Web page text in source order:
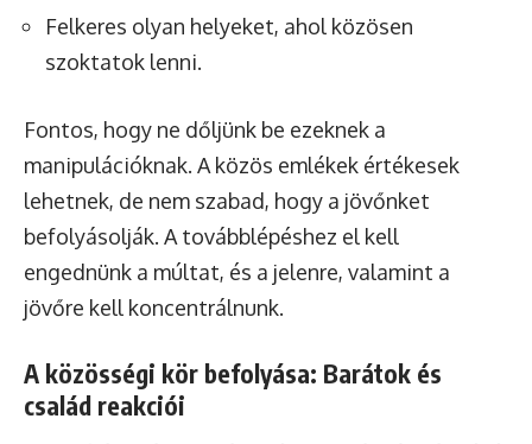
Felkeres olyan helyeket, ahol közösen
szoktatok lenni.
Fontos, hogy ne dőljünk be ezeknek a
manipulációknak. A közös emlékek értékesek
lehetnek, de nem szabad, hogy a jövőnket
befolyásolják. A továbblépéshez el kell
engednünk a múltat, és a jelenre, valamint a
jövőre kell koncentrálnunk.
A közösségi kör befolyása: Barátok és
család reakciói